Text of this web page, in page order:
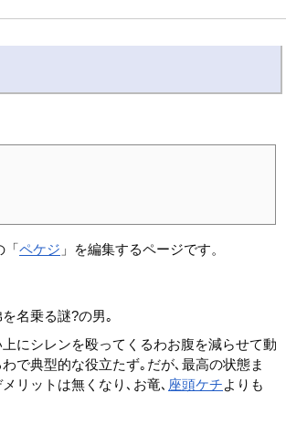
「ペケジ 」を編集するページです。
名乗る謎?の男｡
にシレンを殴ってくるわお腹を減らせて動
で典型的な役立たず｡だが､最高の状態ま
リットは無くなり､お竜､ 座頭ケチよりも